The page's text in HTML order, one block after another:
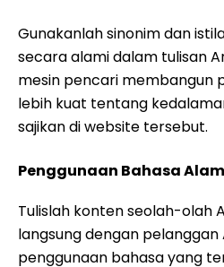
Gunakanlah sinonim dan
secara alami dalam tulisan
mesin pencari membangun
lebih kuat tentang
sajikan di website tersebut.
Penggunaan Bahasa
Tulislah konten seolah-olah
langsung dengan pelanggan
penggunaan bahasa yang